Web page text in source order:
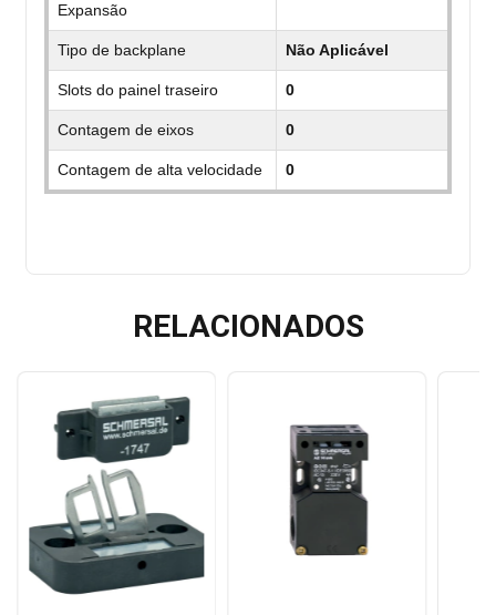
Expansão
Tipo de backplane Não Aplicável
Slots do painel traseiro 0
Contagem de eixos 0
Contagem de alta velocidade 0
RELACIONADOS